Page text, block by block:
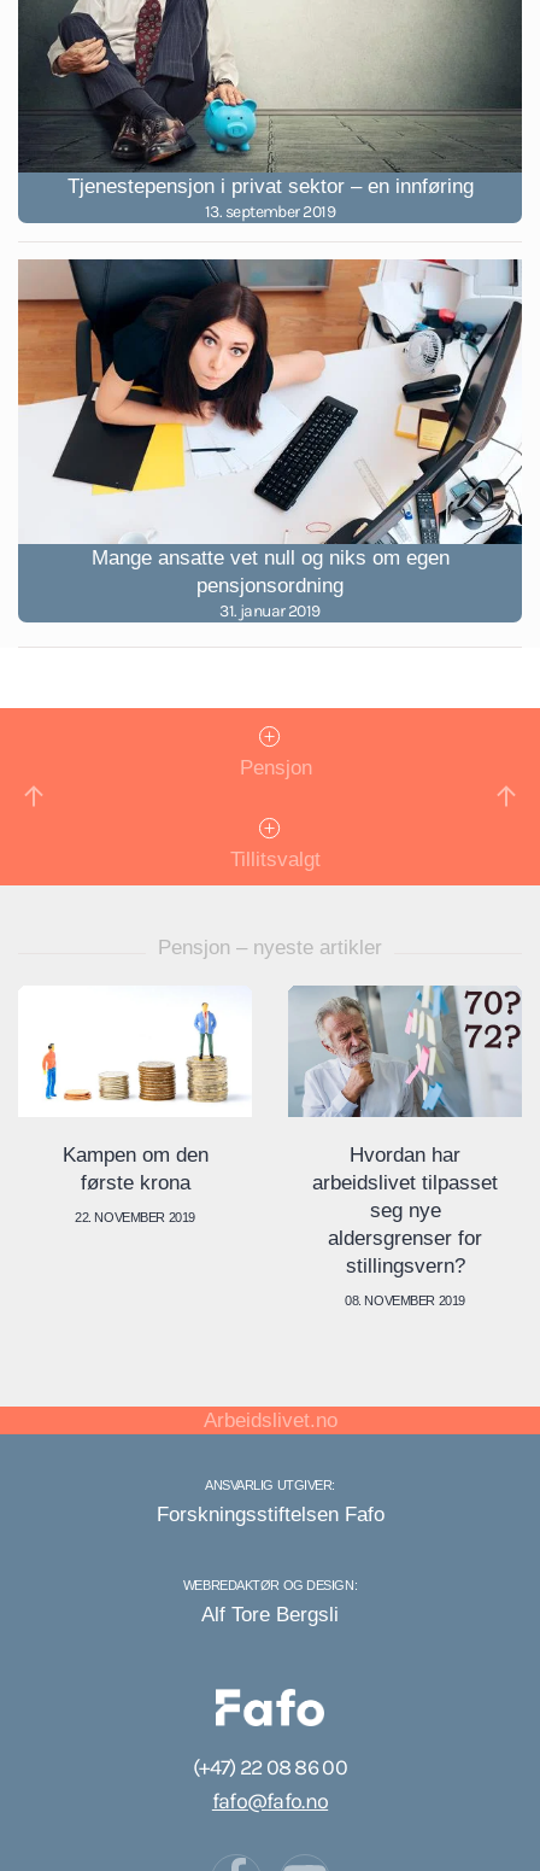
Tjenestepensjon i privat sektor – en innføring
13. september 2019
Mange ansatte vet null og niks om egen
pensjonsordning
31. januar 2019
Pensjon
Tillitsvalgt
Pensjon – nyeste artikler
Kampen om den
første krona
22. NOVEMBER 2019
Hvordan har
arbeidslivet tilpasset
seg nye
aldersgrenser for
stillingsvern?
08. NOVEMBER 2019
Arbeidslivet.no
(+47) 22 08 86 00
fafo@fafo.no
ANSVARLIG UTGIVER:
Forskningsstiftelsen Fafo
WEBREDAKTØR OG DESIGN:
Alf Tore Bergsli